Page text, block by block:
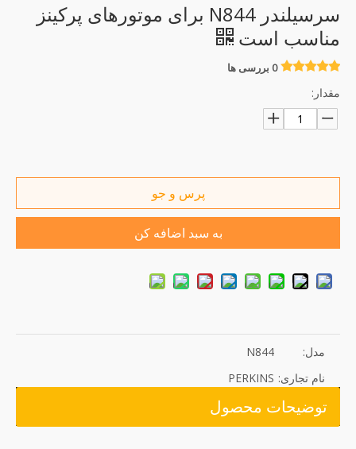
سرسیلندر N844 برای موتورهای پرکینز
مناسب است
0 بررسی ها
مقدار:
پرس و جو
به سبد اضافه کن
مدل:
N844
نام تجاری: PERKINS
توضیحات محصول